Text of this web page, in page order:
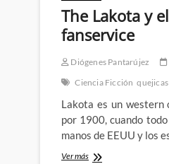
The Lakota y
fanservice
Diógenes Pantarújez
Ciencia Ficción quejicas
Lakota es un western
por 1900, cuando
manos de EEUU y los
Ver másThe